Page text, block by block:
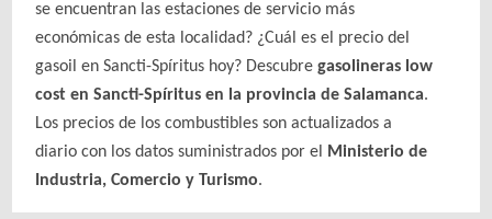
se encuentran las estaciones de servicio más
económicas de esta localidad? ¿Cuál es el precio del
gasoil en Sancti-Spíritus hoy? Descubregasolineras low
cost en Sancti-Spíritus en la provincia de Salamanca.
Los precios de los combustibles son actualizados a
diario con los datos suministrados por el
Ministerio de
Industria, Comercio y Turismo.